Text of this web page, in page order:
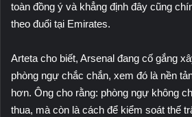
toàn đồng ý và khẳng định đây cũng
theo đuổi tại Emirates.
Arteta cho biết, Arsenal đang cố gắng
phòng ngự chắc chắn, xem đó là nền
hơn. Ông cho rằng: phòng ngự không
thua, mà còn là cách để kiểm soát thế